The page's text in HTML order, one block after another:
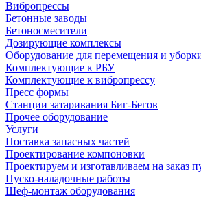
Вибропрессы
Бетонные заводы
Бетоносмесители
Дозирующие комплексы
Оборудование для перемещения и
Комплектующие к РБУ
Комплектующие к вибропрессу
Пресс формы
Станции затаривания Биг-Бегов
Прочее оборудование
Услуги
Поставка запасных частей
Проектирование компоновки
Проектируем и изготавливаем на заказ
Пуско-наладочные работы
Шеф-монтаж оборудования